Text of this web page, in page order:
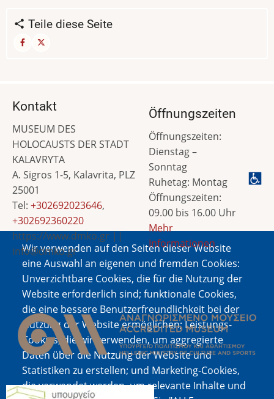
Teile diese Seite
Wir verwenden auf den Seiten dieser Website
eine Auswahl an eigenen und fremden Cookies:
Unverzichtbare Cookies, die für die Nutzung der
Website erforderlich sind; funktionale Cookies,
die eine bessere Benutzerfreundlichkeit bei der
Nutzung der Website ermöglichen; Leistungs-
Cookies, die wir verwenden, um aggregierte
Daten über die Nutzung der Website und
Statistiken zu erstellen; und Marketing-Cookies,
die verwendet werden, um relevante Inhalte und
Kontakt
MUSEUM DES
HOLOCAUSTS DER STADT
KALAVRYTA
A. Sigros 1-5, Kalavrita, PLZ
25001
Tel: +302692023646,
+302692360220
https://www.dmko.gr ||
info@dmko.gr
Öffnungszeiten
Öffnungszeiten:
Dienstag –
Sonntag
Ruhetag: Montag
Öffnungszeiten:
09.00 bis 16.00 Uhr
Mehr
Informationen
Bild
Bild